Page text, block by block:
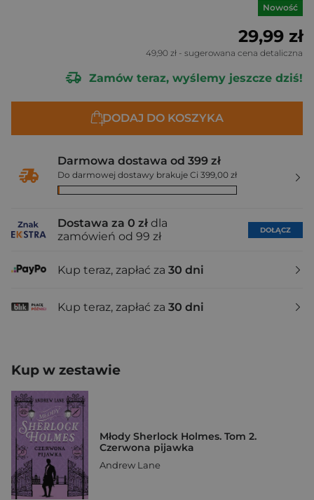
Nowość
29,99 zł
49,90 zł - sugerowana cena detaliczna
Zamów teraz, wyślemy jeszcze dziś!
DODAJ DO KOSZYKA
Darmowa dostawa od 399 zł
Do darmowej dostawy brakuje Ci 399,00 zł
Dostawa za 0 zł dla
zamówień od 99 zł
DOŁĄCZ
Kup teraz, zapłać za 30 dni
Kup teraz, zapłać za 30 dni
Kup w zestawie
Młody Sherlock Holmes. Tom 2.
Czerwona pijawka
Andrew Lane